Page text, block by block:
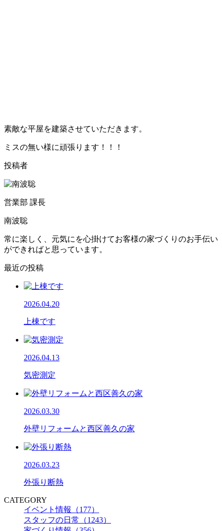
素敵な平屋を建築させていただきます。
ミスの無い様に頑張ります！！！
投稿者
営業部 課長
南波聡
常に楽しく、元気にを心掛けてお客様の家づくりのお手伝い
ができればと思っています。
最近の投稿
2026.04.20
上棟です
2026.04.13
気密測定
2026.03.30
外壁リフォームと西区善久の家
2026.03.23
外張り断熱
CATEGORY
イベント情報（177）
スタッフの日常（1243）